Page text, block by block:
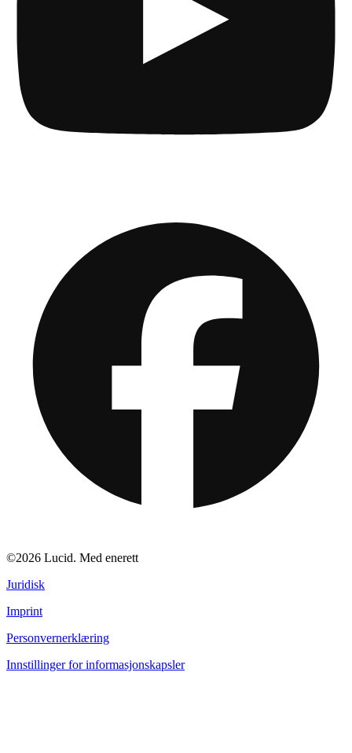
©2026 Lucid. Med enerett
Juridisk
Imprint
Personvernerklæring
Innstillinger for informasjonskapsler